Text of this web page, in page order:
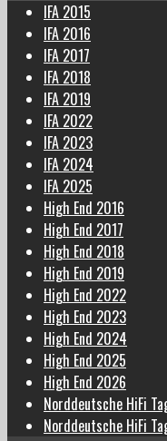
IFA 2015
IFA 2016
IFA 2017
IFA 2018
IFA 2019
IFA 2022
IFA 2023
IFA 2024
IFA 2025
High End 2016
High End 2017
High End 2018
High End 2019
High End 2022
High End 2023
High End 2024
High End 2025
High End 2026
Norddeutsche HiFi
Norddeutsche HiFi